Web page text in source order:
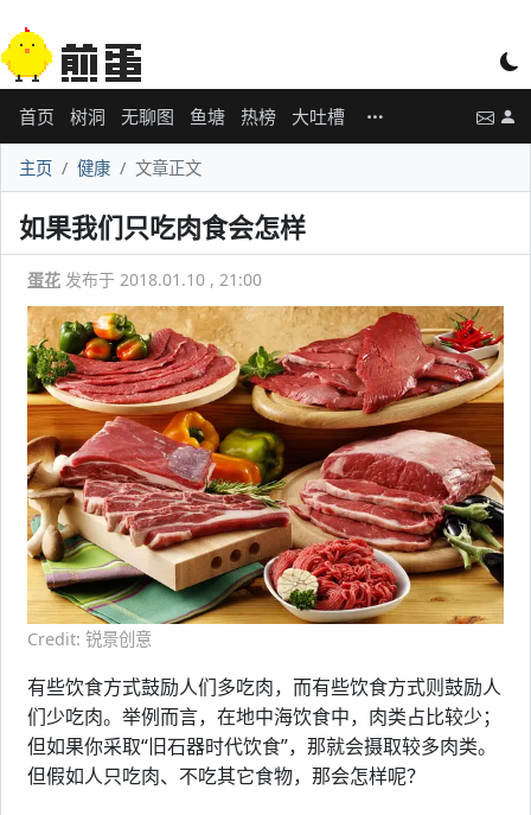
首页 树洞 无聊图 鱼塘 热榜 大吐槽
主页 健康 文章正文
如果我们只吃肉食会怎样
蛋花 发布于 2018.01.10 , 21:00
Credit: 锐景创意
有些饮食方式鼓励人们多吃肉，而有些饮食方式则鼓励人
们少吃肉。举例而言，在地中海饮食中，肉类占比较少；
但如果你采取“旧石器时代饮食”，那就会摄取较多肉类。
但假如人只吃肉、不吃其它食物，那会怎样呢？